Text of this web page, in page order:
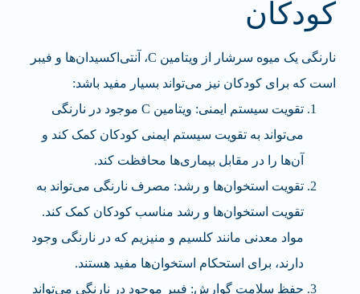
کودکان
نارنگی یک میوه سرشار از ویتامین C، آنتی‌اکسیدان‌ها و فیبر
است که برای کودکان نیز می‌تواند بسیار مفید باشد:
تقویت سیستم ایمنی: ویتامین C موجود در نارنگی
می‌تواند به تقویت سیستم ایمنی کودکان کمک کند و
آن‌ها را در مقابل بیماری‌ها محافظت کند.
تقویت استخوان‌ها و رشد: مصرف نارنگی می‌تواند به
تقویت استخوان‌ها و رشد مناسب کودکان کمک کند.
مواد معدنی مانند کلسیم و منیزیم که در نارنگی وجود
دارند، برای استحکام استخوان‌ها مفید هستند.
حفظ سلامت گوارش: فیبر موجود در نارنگی می‌تواند